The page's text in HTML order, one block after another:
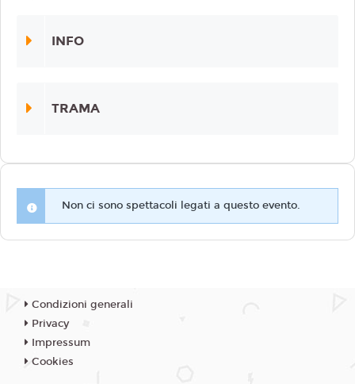
INFO
TRAMA
Non ci sono spettacoli legati a questo evento.
Condizioni generali
Privacy
Impressum
Cookies